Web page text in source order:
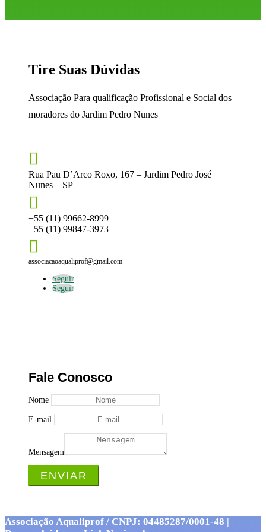
Tire Suas Dúvidas
Associação Para qualificação Profissional e Social dos
moradores do Jardim Pedro Nunes

Rua Pau D’Arco Roxo, 167 – Jardim Pedro José
Nunes – SP

+55 (11) 99662-8999
+55 (11) 99847-3973

associacaoaqualiprof@gmail.com
Seguir
Seguir
Fale Conosco
Nome
E-mail
Mensagem
ENVIAR
Associação Aqualiprof / CNPJ: 04485287/0001-48 |